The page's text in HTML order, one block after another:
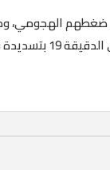
الهجومي،
أن يضاعف النتيجة